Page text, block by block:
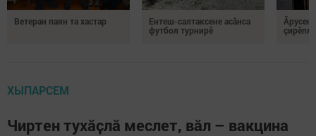
Ветеран паян та хастар
Ентеш-салтаксене асӑнса
футбол турнирӗ
Ăрусен
ХЫПАРСЕМ
Чиртен тухӑҫлӑ меслет, вӑл – вакцина